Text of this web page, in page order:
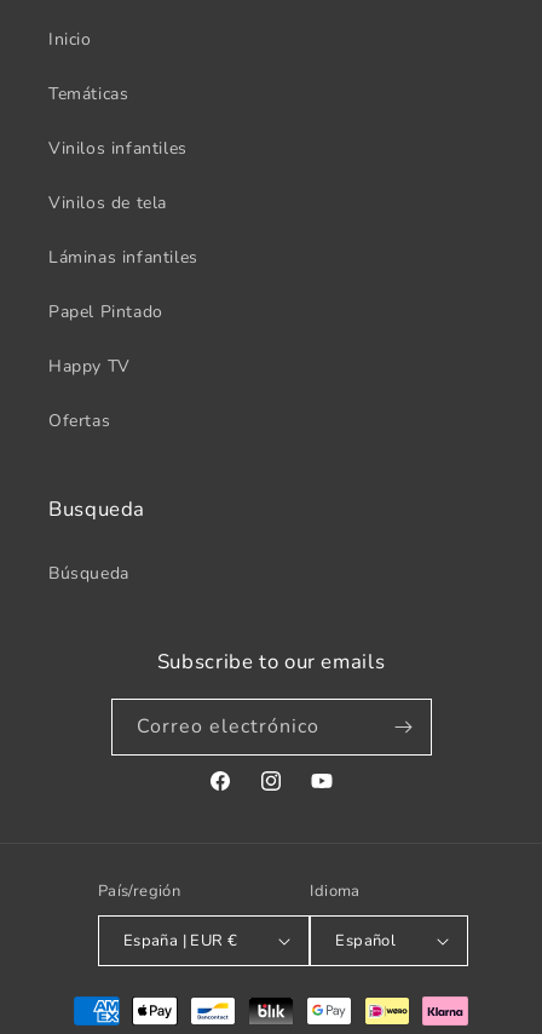
Inicio
Temáticas
Vinilos infantiles
Vinilos de tela
Láminas infantiles
Papel Pintado
Happy TV
Ofertas
Busqueda
Búsqueda
Subscribe to our emails
Correo electrónico
FacebookInstagramYouTube
País/región
España | EUR €
Idioma
Español
Formas